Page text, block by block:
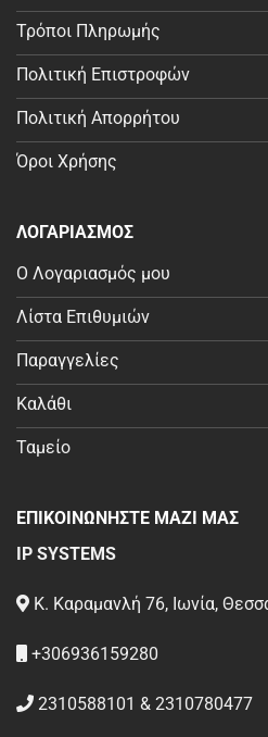
Τρόποι Πληρωμής
Πολιτική Επιστροφών
Πολιτική Απορρήτου
Όροι Χρήσης
ΛΟΓΑΡΙΑΣΜΟΣ
Ο Λογαριασμός μου
Λίστα Επιθυμιών
Παραγγελίες
Καλάθι
Ταμείο
ΕΠΙΚΟΙΝΩΝΗΣΤΕ ΜΑΖΙ ΜΑΣ
IP SYSTEMS
Κ. Καραμανλή 76, Ιωνία,
+306936159280
2310588101 & 2310780477